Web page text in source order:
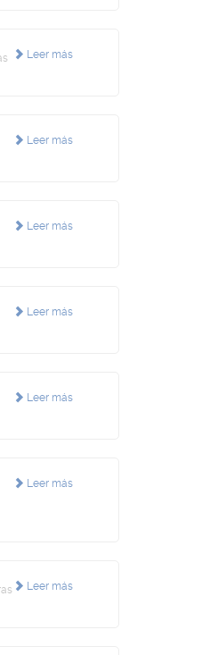
Leer más
Leer más
Leer más
Leer más
Leer más
Leer más
Leer más